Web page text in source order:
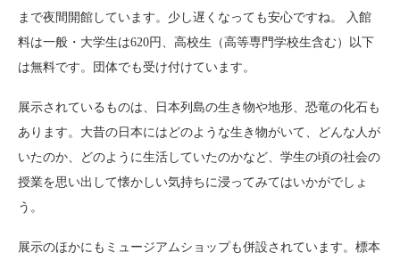
まで夜間開館しています。少し遅くなっても安心ですね。 入館
料は一般・大学生は620円、高校生（高等専門学校生含む）以下
は無料です。団体でも受け付けています。
展示されているものは、日本列島の生き物や地形、恐竜の化石も
あります。大昔の日本にはどのような生き物がいて、どんな人が
いたのか、どのように生活していたのかなど、学生の頃の社会の
授業を思い出して懐かしい気持ちに浸ってみてはいかがでしょ
う。
展示のほかにもミュージアムショップも併設されています。標本